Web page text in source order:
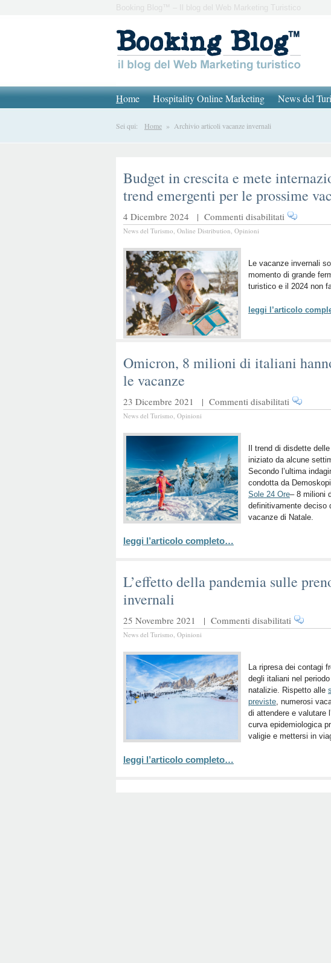
Booking Blog™ – Il blog del Web Marketing Turistico
Home Hospitality Online Marketing News del
Sei qui: Home » Archivio articoli vacanze invernali
Budget in crescita e mete
trend emergenti per le prossime
4 Dicembre 2024 | Commenti disabilitati su
Budget
e
mete
trend
prossime
News del Turismo, Online Distribution, Opinioni
Le vacanze invernali
momento di grande
turistico e il 2024 non
leggi l’articolo
Omicron, 8 milioni di italiani
le vacanze
23 Dicembre 2021 | Commenti disabilitati su
Omicron,
di
italiani
hanno
annullato
le
vacanze
News del Turismo, Opinioni
Il trend di disdette
iniziato da alcune
Secondo l’ultima
condotta da
Sole 24 Ore– 8 milioni
definitivamente deciso
vacanze di Natale.
leggi l’articolo completo…
L’effetto della pandemia sulle
invernali
25 Novembre 2021 | Commenti disabilitati su
L’effetto
sulle
invernali
News del Turismo, Opinioni
La ripresa dei contagi
degli italiani nel
natalizie. Rispetto alle
previste, numerosi
di attendere e valutare
curva epidemiologica
valigie e mettersi in
leggi l’articolo completo…